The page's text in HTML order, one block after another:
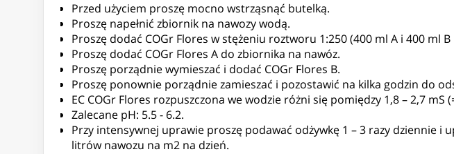
Przed użyciem proszę mocno wstrząsnąć butelką.
Proszę napełnić zbiornik na nawozy wodą.
Proszę dodać COGr Flores w stężeniu roztworu 1:250 (400 ml A i 400 ml B
Proszę dodać COGr Flores A do zbiornika na nawóz.
Proszę porządnie wymieszać i dodać COGr Flores B.
Proszę ponownie porządnie zamieszać i pozostawić na kilka godzin do
EC COGr Flores rozpuszczona we wodzie różni się pomiędzy 1,8 – 2,7 mS
Zalecane pH: 5.5 - 6.2.
Przy intensywnej uprawie proszę podawać odżywkę 1 – 3 razy dziennie i
litrów nawozu na m2 na dzień.